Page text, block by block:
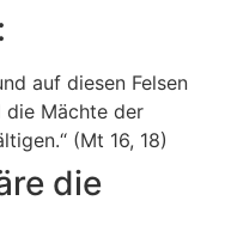
auf diesen Felsen
die Mächte der
(Mt 16, 18)
die